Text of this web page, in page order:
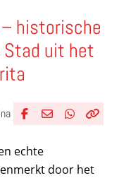
historische
Stad uit het
echte
door het